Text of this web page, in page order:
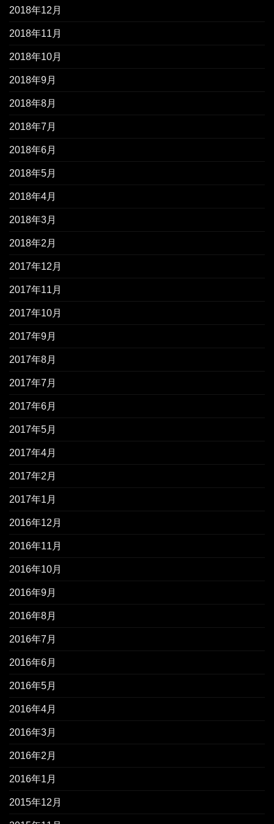
2018年12月
2018年11月
2018年10月
2018年9月
2018年8月
2018年7月
2018年6月
2018年5月
2018年4月
2018年3月
2018年2月
2017年12月
2017年11月
2017年10月
2017年9月
2017年8月
2017年7月
2017年6月
2017年5月
2017年4月
2017年2月
2017年1月
2016年12月
2016年11月
2016年10月
2016年9月
2016年8月
2016年7月
2016年6月
2016年5月
2016年4月
2016年3月
2016年2月
2016年1月
2015年12月